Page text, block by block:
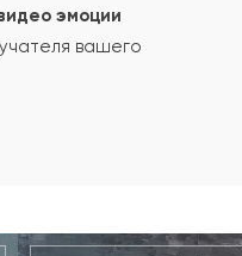
эмоции
вашего